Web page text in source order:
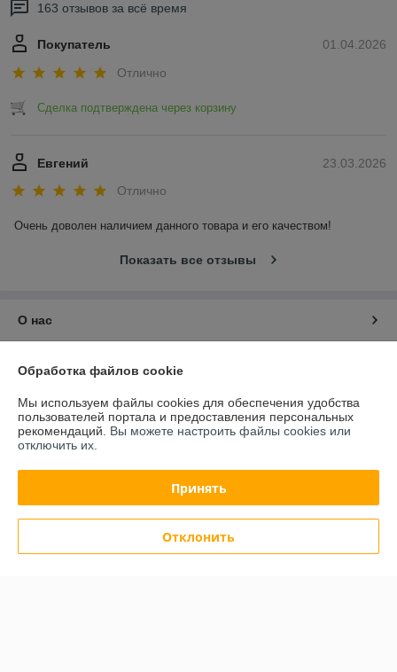
163 отзывов за всё время
01.04.2026
Покупатель
Отлично
Сделка подтверждена через корзину
23.03.2026
Евгений
Отлично
Очень доволен наличием данного товара и его качеством!
Показать все отзывы
О нас
Доставка и оплата
График работы
Обработка файлов cookie
Мы используем файлы cookies для обеспечения удобства
пользователей портала и предоставления персональных
рекомендаций. Вы можете настроить файлы cookies или
отключить их.
Принять
Отклонить